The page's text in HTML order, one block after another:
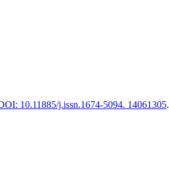
10.11885/j.issn.1674-5094. 14061305.